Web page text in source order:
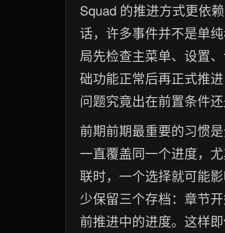
Squad 的推进方式更依
话，许多事件并不是单
局先检查主菜单、设置
础功能正常后再正式推
问题究竟出在前置条件
前期前期最重要的习惯
一直覆盖同一个进度，
联时，一个选择就可能
少保留三个存档：章节
前推进中的进度。这样